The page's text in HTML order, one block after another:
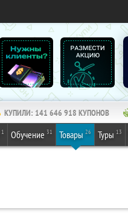
КУПИЛИ: 141 646 918 КУПОНОВ
1 Обучение 31 Товары 26 Туры 13